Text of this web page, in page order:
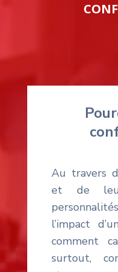
Au travers
et de
l’impact
comment
surtout,